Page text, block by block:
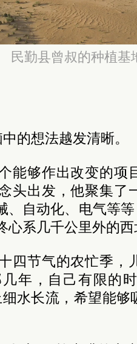
民勤县曾叔的种植基
的想法越发清晰。
能够作出改变的项
头出发，他聚集了
、自动化、电气等
心系几千公里外的
四节气的农忙季，
年，自己有限的
水长流，希望能